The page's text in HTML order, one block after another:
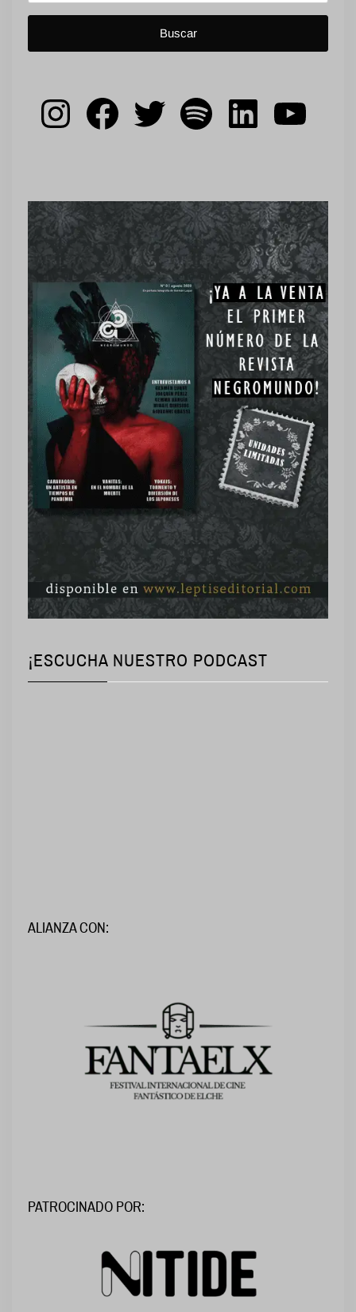
Instagram
Facebook
TwitterSpotify
LinkedIn
¡ESCUCHA NUESTRO PODCAST
ALIANZA CON:
PATROCINADO POR: